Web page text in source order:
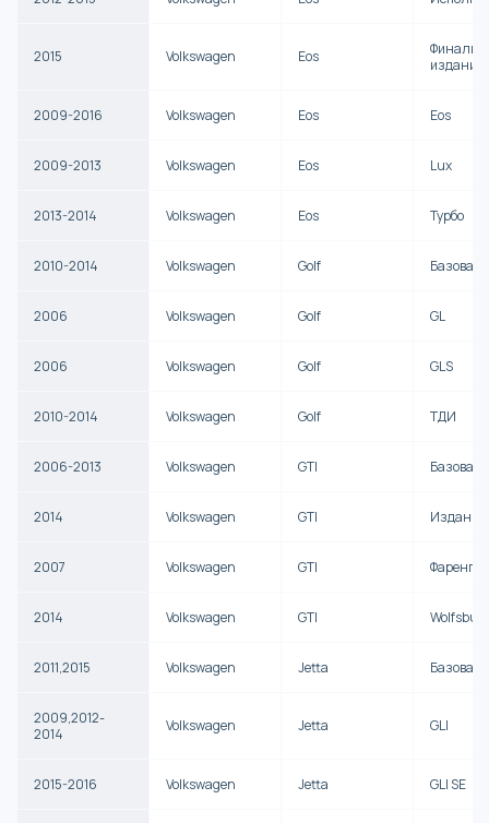
2015 Volkswagen Eos
издание
2009-2016 Volkswagen Eos Eos
2009-2013 Volkswagen Eos Lux
2013-2014 Volkswagen Eos Турбо
2010-2014 Volkswagen Golf Базовая
2006 Volkswagen Golf GL
2006 Volkswagen Golf GLS
2010-2014 Volkswagen Golf ТДИ
2006-2013 Volkswagen GTI Базовая
2014 Volkswagen GTI Издание
2007 Volkswagen GTI
2014 Volkswagen GTI
2011,2015 Volkswagen Jetta Базовая
2009,2012-
2014
Volkswagen Jetta GLI
2015-2016 Volkswagen Jetta GLI SE